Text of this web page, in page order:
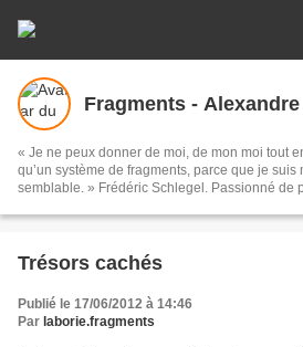
Fragments -
« Je ne peux donner de moi, de mon moi tout
qu’un système de fragments, parce que je
semblable. » Frédéric Schlegel. Passionné de poésie classique et
reprises, j’ai collaboré avec France musique : participation à une
» à partir de l’oeuvre 'MLÀDI' du compositeur
la nuit » de Véronique SAUGER. J’aime travailler avec des artistes aux
univers très différents. Avec les musiciens
de la « Compagnie Écoutez Voir », j’ai ainsi
Trésors cachés
Publié le 17/06/2012 à 14:46
Par laborie.fragments